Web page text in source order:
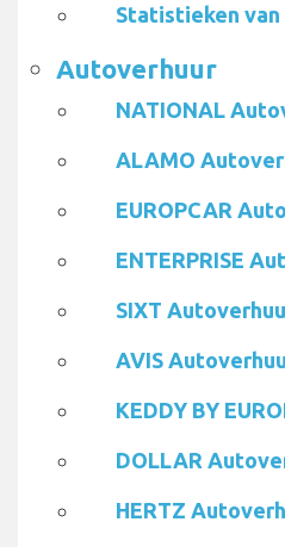
Statistieken van
Autoverhuur
NATIONAL
ALAMO
EUROPCAR
ENTERPRISE
SIXT
AVIS
KEDDY BY
DOLLAR
HERTZ